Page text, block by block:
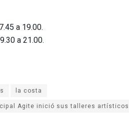
a 19.00.
a 21.00.
la costa
Agite inició sus talleres